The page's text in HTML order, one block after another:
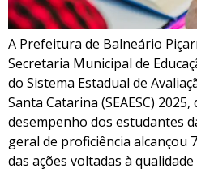
A Prefeitura de Balneário
Secretaria Municipal de
do Sistema Estadual de
Santa Catarina (SEAESC)
desempenho dos estudantes
geral de proficiência alcançou
das ações voltadas à